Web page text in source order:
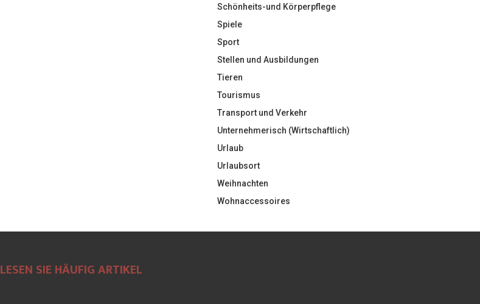
Schönheits-und Körperpflege
Spiele
Sport
Stellen und Ausbildungen
Tieren
Tourismus
Transport und Verkehr
Unternehmerisch (Wirtschaftlich)
Urlaub
Urlaubsort
Weihnachten
Wohnaccessoires
LESEN SIE HÄUFIG ARTIKEL